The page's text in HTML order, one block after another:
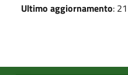
Ultimo aggiornamento: